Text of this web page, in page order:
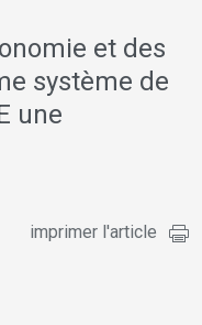
et des
système de
une
imprimer l'article